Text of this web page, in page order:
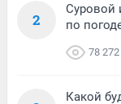
2
Суровой
по
78 272
Какой